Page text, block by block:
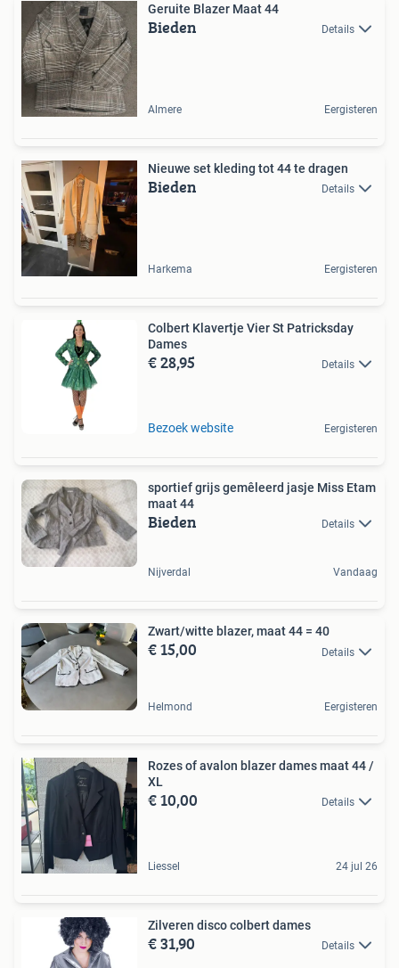
Geruite Blazer Maat 44
Bieden Details
Almere Eergisteren
Nieuwe set kleding tot 44 te dragen
Bieden Details
Harkema Eergisteren
Colbert Klavertje Vier St Patricksday
Dames
€ 28,95 Details
Bezoek website Eergisteren
sportief grijs gemêleerd jasje Miss Etam
maat 44
Bieden Details
Nijverdal Vandaag
Zwart/witte blazer, maat 44 = 40
€ 15,00 Details
Helmond Eergisteren
Rozes of avalon blazer dames maat 44 /
XL
€ 10,00 Details
Liessel 24 jul 26
Zilveren disco colbert dames
€ 31,90 Details